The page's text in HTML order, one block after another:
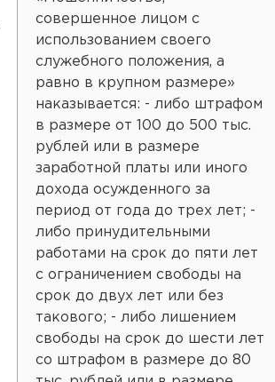
совершенное лицом с
использованием своего
служебного положения, а
равно в крупном размере»
наказывается: - либо штрафом
в размере от 100 до 500 тыс.
рублей или в размере
заработной платы или иного
дохода осужденного за
период от года до трех лет; -
либо принудительными
работами на срок до пяти лет
с ограничением свободы на
срок до двух лет или без
такового; - либо лишением
свободы на срок до шести лет
со штрафом в размере до 80